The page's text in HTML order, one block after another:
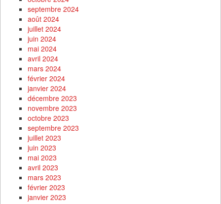
septembre 2024
août 2024
juillet 2024
juin 2024
mai 2024
avril 2024
mars 2024
février 2024
janvier 2024
décembre 2023
novembre 2023
octobre 2023
septembre 2023
juillet 2023
juin 2023
mai 2023
avril 2023
mars 2023
février 2023
janvier 2023